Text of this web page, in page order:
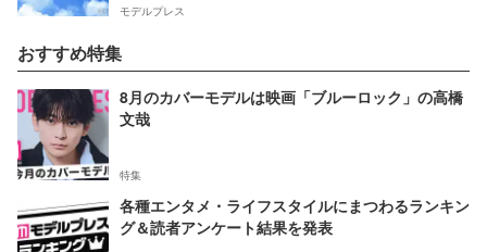
モデルプレス
おすすめ特集
8月のカバーモデルは映画「ブルーロック」の高橋
文哉
特集
各種エンタメ・ライフスタイルにまつわるランキン
グ＆読者アンケート結果を発表